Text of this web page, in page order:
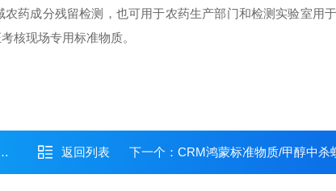
药成分残留检测，也可用于农药生产部门和检测实验室用
核现场专用标准物质。
返回列表 下一个： CRM鸿蒙标准物质/甲醇中杀螟丹溶液标准物质